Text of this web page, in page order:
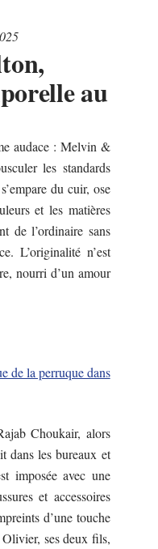
au
audace : Melvin &
les standards
du cuir, ose
et les matières
de l’ordinaire sans
L’originalité n’est
nourri d’un amour
de la perruque dans
Choukair, alors
dans les bureaux et
imposée avec une
et accessoires
d’une touche
ses deux fils,